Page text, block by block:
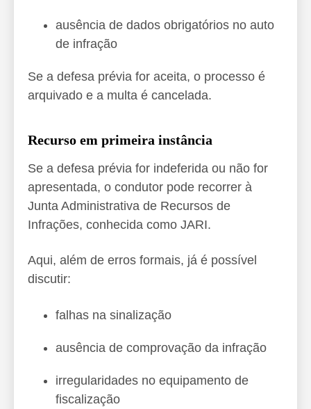
ausência de dados obrigatórios no auto
de infração
Se a defesa prévia for aceita, o processo é
arquivado e a multa é cancelada.
Recurso em primeira instância
Se a defesa prévia for indeferida ou não for
apresentada, o condutor pode recorrer à
Junta Administrativa de Recursos de
Infrações, conhecida como JARI.
Aqui, além de erros formais, já é possível
discutir:
falhas na sinalização
ausência de comprovação da infração
irregularidades no equipamento de
fiscalização